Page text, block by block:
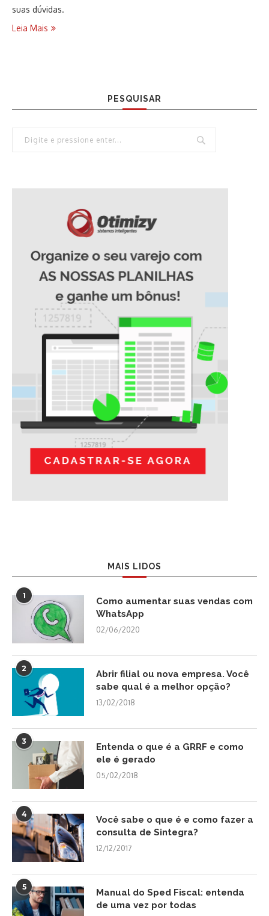
suas dúvidas.
Leia Mais
PESQUISAR
MAIS LIDOS
1
Como aumentar suas vendas com
WhatsApp
02/06/2020
2
Abrir filial ou nova empresa. Você
sabe qual é a melhor opção?
13/02/2018
3
Entenda o que é a GRRF e como
ele é gerado
05/02/2018
4
Você sabe o que é e como fazer a
consulta de Sintegra?
12/12/2017
5
Manual do Sped Fiscal: entenda
de uma vez por todas